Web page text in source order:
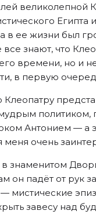
в ее жизни был
знают, что
времени, но и
в первую
политиком,
Антонием —
очень
знаменитом
он падёт от рук
мистические
завесу над